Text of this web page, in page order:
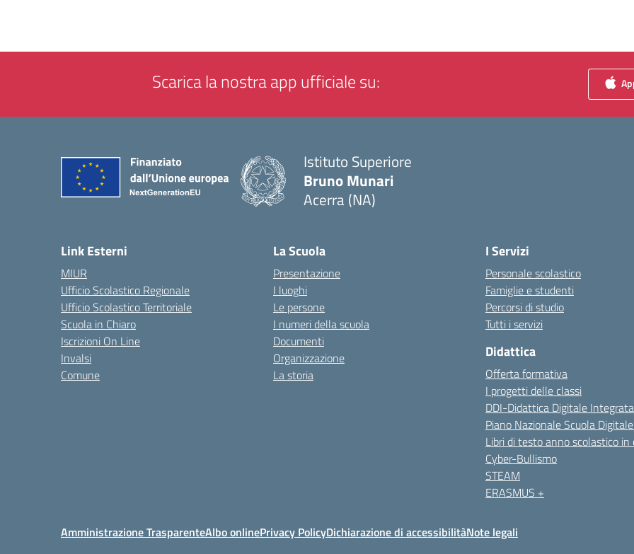
Scarica la nostra app ufficiale su:
Istituto Superiore
Bruno Munari
Acerra (NA)
Link Esterni
MIUR
Ufficio Scolastico Regionale
Ufficio Scolastico Territoriale
Scuola in Chiaro
Iscrizioni On Line
Invalsi
Comune
La Scuola
Presentazione
I luoghi
Le persone
I numeri della scuola
Documenti
Organizzazione
La storia
I Servizi
Personale scolastico
Famiglie e studenti
Percorsi di studio
Tutti i servizi
Didattica
Offerta formativa
I progetti delle classi
DDI-Didattica Digitale Integrata
Piano Nazionale Scuola
Libri di testo anno scolastico in
Cyber-Bullismo
STEAM
ERASMUS +
Amministrazione TrasparenteAlbo onlinePrivacy PolicyDichiarazione di accessibilitàNote legali